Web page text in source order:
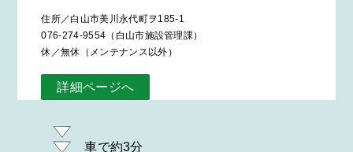
住所／白山市美川永代町ヲ185-1
076-274-9554（白山市施設管理課）
休／無休（メンテナンス以外）
詳細ページへ
車で約3分